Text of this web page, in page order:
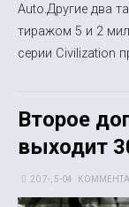
Auto.Другие два
тиражом 5 и 2
серии Civilization
Второе
выходит
20 7-, 5-04